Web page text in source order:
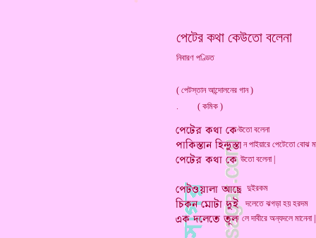
*
পেটের কথা কেউতো বলেনা
নিবারণ পণ্ডিত
( পেটস্তান আন্দোলনের গান )
. ( কমিক )
উতো বলেনা
ন পাইয়ারে পেটেতো বোঝ
উতো বলেনা |
দুইরকম
দলেতে ঝগড়া হয় হরদম
লে দাবীরে অন্যদলে মানেনা ||